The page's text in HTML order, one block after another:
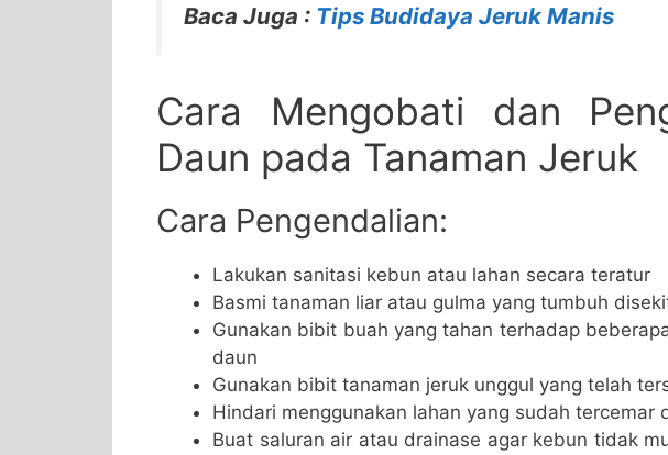
Baca Juga : Tips Budidaya Jeruk Manis
Cara Mengobati dan
Daun pada Tanaman Jeruk
Cara Pengendalian:
Lakukan sanitasi kebun atau lahan secara teratur
Basmi tanaman liar atau gulma yang tumbuh
Gunakan bibit buah yang tahan terhadap
daun
Gunakan bibit tanaman jeruk unggul yang telah
Hindari menggunakan lahan yang sudah tercemar
Buat saluran air atau drainase agar kebun tidak